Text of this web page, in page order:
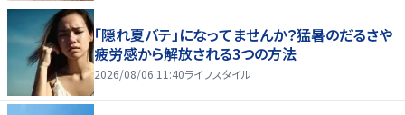
「隠れ夏バテ」になってませんか？猛暑のだるさや
疲労感から解放される3つの方法
2026/08/06 11:40ライフスタイル